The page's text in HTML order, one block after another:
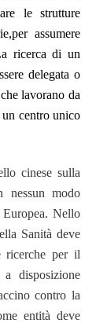
le strutture
assumere
ricerca di un
delegata o
lavorano da
centro unico
cinese sulla
nessun modo
Nello
Sanità deve
ricerche per il
disposizione
contro la
entità deve